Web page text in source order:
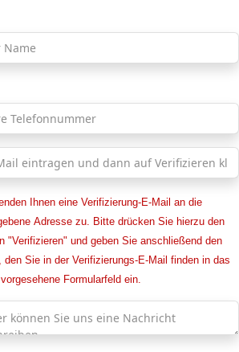
Ihnen eine Verifizierung-E-Mail an die
Adresse zu. Bitte drücken Sie hierzu den
"Verifizieren" und geben Sie anschließend den
den Sie in der Verifizierungs-E-Mail finden in das
Formularfeld ein.